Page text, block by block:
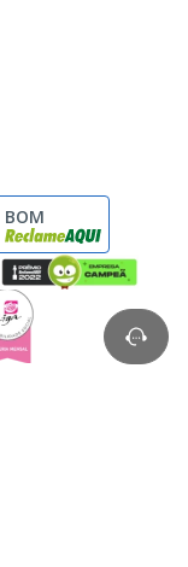
BOM